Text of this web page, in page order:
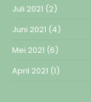
Juli 2021 (2)
Juni 2021 (4)
Mei 2021 (6)
April 2021 (1)